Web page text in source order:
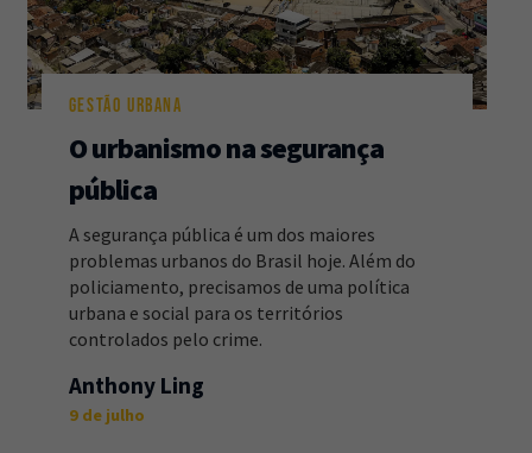
GESTÃO URBANA
O urbanismo na segurança
pública
A segurança pública é um dos maiores
problemas urbanos do Brasil hoje. Além do
policiamento, precisamos de uma política
urbana e social para os territórios
controlados pelo crime.
Anthony Ling
9 de julho